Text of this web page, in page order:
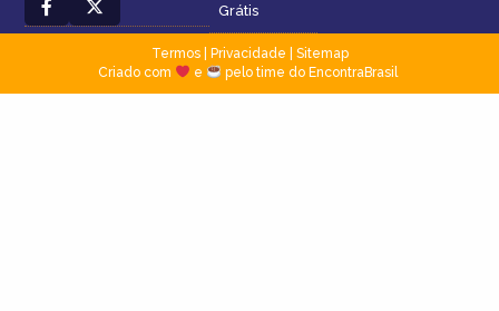
Grátis
Termos| Privacidade
Sitemap
Criado com
e pelo time do EncontraBrasil